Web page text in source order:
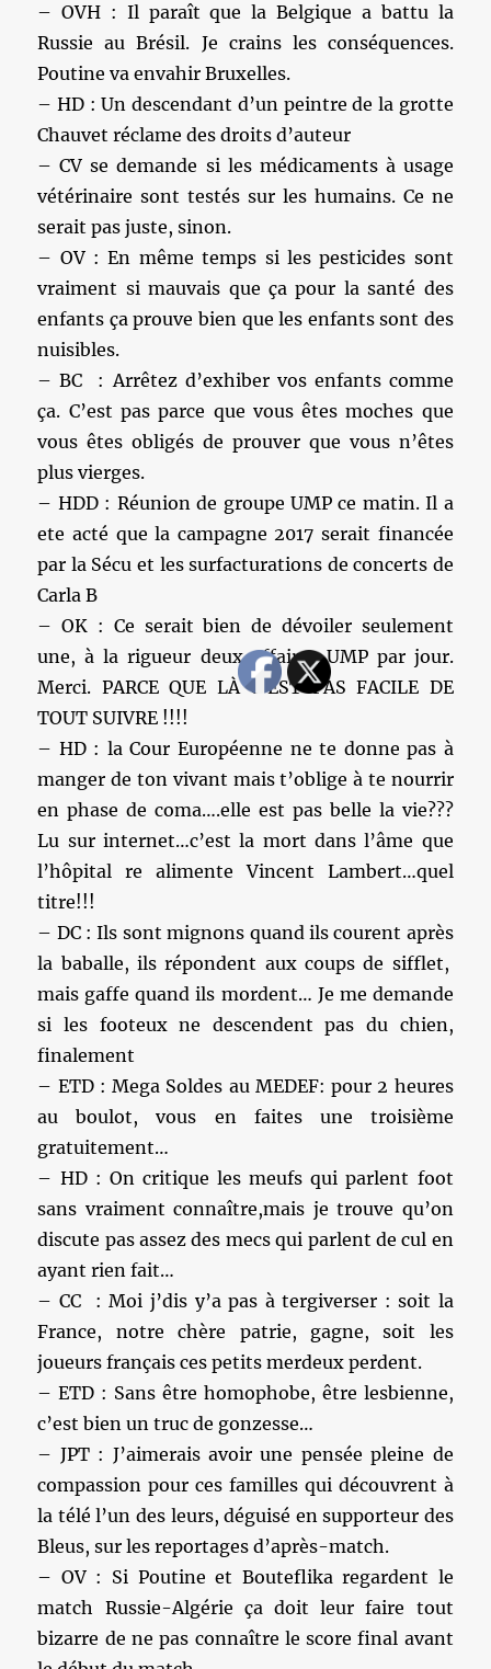
– OVH : Il paraît que la Belgique a battu la
Russie au Brésil. Je crains les conséquences.
Poutine va envahir Bruxelles.
– HD : Un descendant d’un peintre de la grotte
Chauvet réclame des droits d’auteur
– CV se demande si les médicaments à usage
vétérinaire sont testés sur les humains. Ce ne
serait pas juste, sinon.
– OV : En même temps si les pesticides sont
vraiment si mauvais que ça pour la santé des
enfants ça prouve bien que les enfants sont des
nuisibles.
– BC : Arrêtez d’exhiber vos enfants comme
ça. C’est pas parce que vous êtes moches que
vous êtes obligés de prouver que vous n’êtes
plus vierges.
– HDD : Réunion de groupe UMP ce matin. Il a
ete acté que la campagne 2017 serait financée
par la Sécu et les surfacturations de concerts de
Carla B
– OK : Ce serait bien de dévoiler seulement
une, à la rigueur deux affaires UMP par jour.
Merci. PARCE QUE LÀ C’EST PAS FACILE DE
TOUT SUIVRE !!!!
– HD : la Cour Européenne ne te donne pas à
manger de ton vivant mais t’oblige à te nourrir
en phase de coma….elle est pas belle la vie???
Lu sur internet…c’est la mort dans l’âme que
l’hôpital re alimente Vincent Lambert…quel
titre!!!
– DC : Ils sont mignons quand ils courent après
la baballe, ils répondent aux coups de sifflet,
mais gaffe quand ils mordent… Je me demande
si les footeux ne descendent pas du chien,
finalement
– ETD : Mega Soldes au MEDEF: pour 2 heures
au boulot, vous en faites une troisième
gratuitement…
– HD : On critique les meufs qui parlent foot
sans vraiment connaître,mais je trouve qu’on
discute pas assez des mecs qui parlent de cul en
ayant rien fait…
– CC : Moi j’dis y’a pas à tergiverser : soit la
France, notre chère patrie, gagne, soit les
joueurs français ces petits merdeux perdent.
– ETD : Sans être homophobe, être lesbienne,
c’est bien un truc de gonzesse…
– JPT : J’aimerais avoir une pensée pleine de
compassion pour ces familles qui découvrent à
la télé l’un des leurs, déguisé en supporteur des
Bleus, sur les reportages d’après-match.
– OV : Si Poutine et Bouteflika regardent le
match Russie-Algérie ça doit leur faire tout
bizarre de ne pas connaître le score final avant